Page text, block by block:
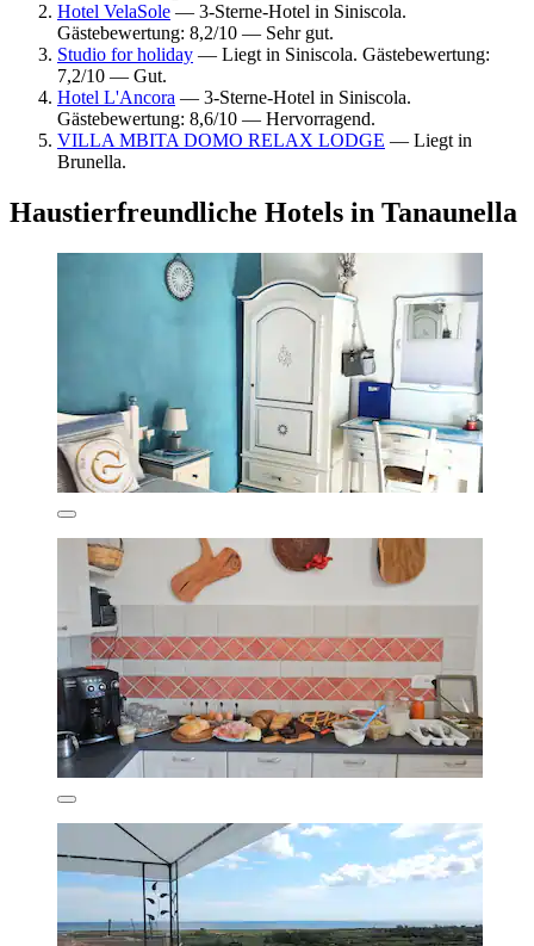
Hotel VelaSole — 3-Sterne-Hotel in Siniscola.
Gästebewertung: 8,2/10 — Sehr gut.
Studio for holiday — Liegt in Siniscola. Gästebewertung:
7,2/10 — Gut.
Hotel L'Ancora — 3-Sterne-Hotel in Siniscola.
Gästebewertung: 8,6/10 — Hervorragend.
VILLA MBITA DOMO RELAX LODGE — Liegt in
Brunella.
Haustierfreundliche Hotels in Tanaunella